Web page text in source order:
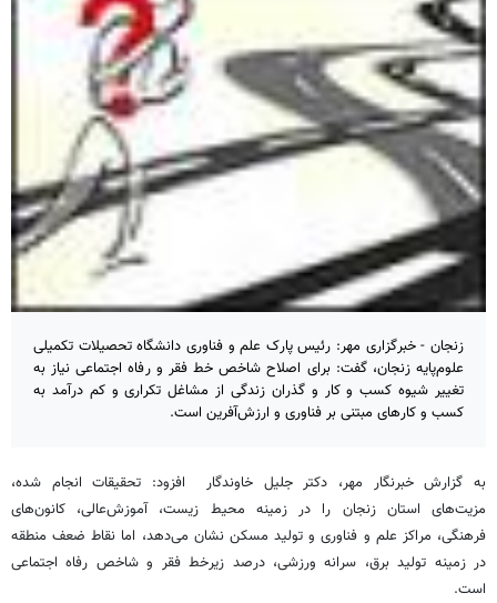
زنجان - خبرگزاری مهر: رئیس پارک علم و فناوری دانشگاه تحصیلات تکمیلی
علوم‌پایه زنجان، گفت: برای اصلاح شاخص خط فقر و رفاه اجتماعی نیاز به
تغییر شیوه کسب و کار و گذران زندگی از مشاغل تکراری و کم ‌درآمد به
کسب و کارهای مبتنی بر فناوری و ارزش‌آفرین است.
به گزارش خبرنگار مهر، دکتر جلیل خاوندگار افزود: تحقیقات انجام شده،
مزیت‌های استان زنجان را در زمینه محیط زیست، آموزش‌عالی، کانون‌های
فرهنگی، مراکز علم و فناوری و تولید مسکن نشان می‌دهد، اما نقاط ضعف منطقه
در زمینه تولید برق، سرانه ورزشی، درصد زیرخط فقر و شاخص رفاه اجتماعی
است.